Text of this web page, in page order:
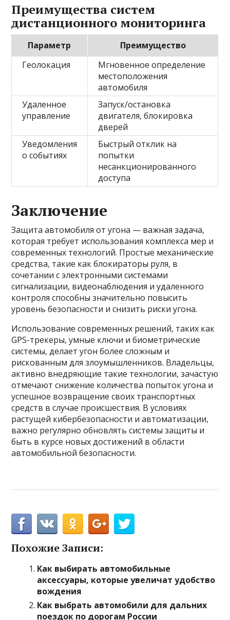
Преимущества систем
дистанционного мониторинга
Параметр
Преимущество
Геолокация
Мгновенное определение
местоположения
автомобиля
Удаленное
управление
Запуск/остановка
двигателя, блокировка
дверей
Уведомления
о событиях
Быстрый отклик на
попытки
несанкционированного
доступа
Заключение
Защита автомобиля от угона — важная задача,
которая требует использования комплекса мер и
современных технологий. Простые механические
средства, такие как блокираторы руля, в
сочетании с электронными системами
сигнализации, видеонаблюдения и удаленного
контроля способны значительно повысить
уровень безопасности и снизить риски угона.
Использование современных решений, таких как
GPS-трекеры, умные ключи и биометрические
системы, делает угон более сложным и
рискованным для злоумышленников. Владельцы,
активно внедряющие такие технологии, зачастую
отмечают снижение количества попыток угона и
успешное возвращение своих транспортных
средств в случае происшествия. В условиях
растущей кибербезопасности и автоматизации,
важно регулярно обновлять системы защиты и
быть в курсе новых достижений в области
автомобильной безопасности.
Похожие Записи:
Как выбирать автомобильные
аксессуары, которые увеличат удобство
вождения
Как выбрать автомобили для дальних
поездок по дорогам России